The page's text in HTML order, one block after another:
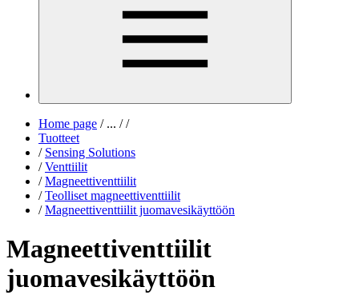
Home page /... / /
Tuotteet
/ Sensing Solutions
/ Venttiilit
/ Magneettiventtiilit
/ Teolliset magneettiventtiilit
/ Magneettiventtiilit juomavesikäyttöön
Magneettiventtiilit
juomavesikäyttöön